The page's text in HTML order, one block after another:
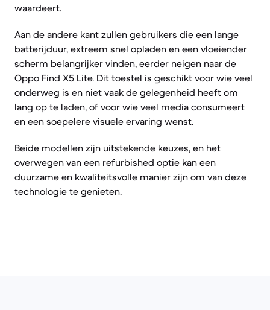
waardeert.
Aan de andere kant zullen gebruikers die een lange
batterijduur, extreem snel opladen en een vloeiender
scherm belangrijker vinden, eerder neigen naar de
Oppo Find X5 Lite. Dit toestel is geschikt voor wie veel
onderweg is en niet vaak de gelegenheid heeft om
lang op te laden, of voor wie veel media consumeert
en een soepelere visuele ervaring wenst.
Beide modellen zijn uitstekende keuzes, en het
overwegen van een refurbished optie kan een
duurzame en kwaliteitsvolle manier zijn om van deze
technologie te genieten.